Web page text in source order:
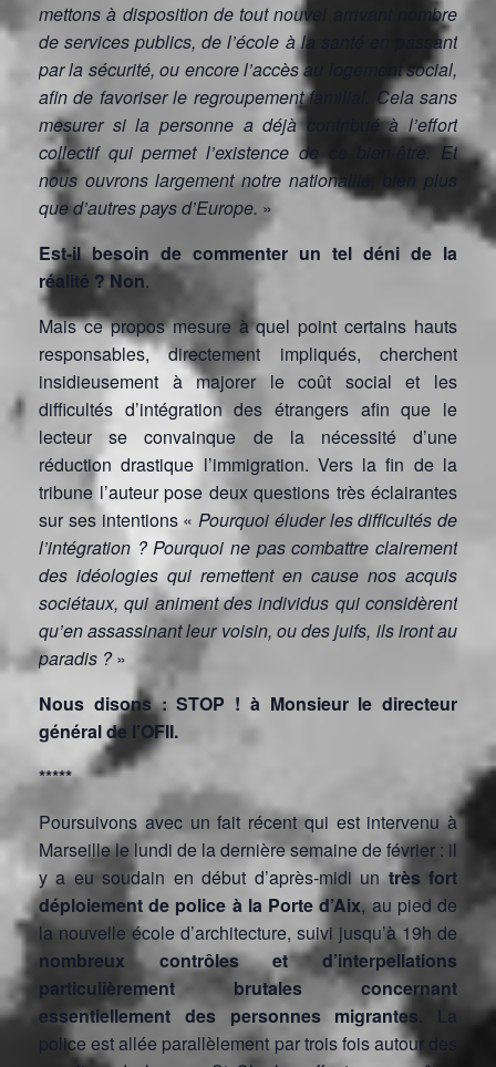
mettons à disposition de tout nouvel arrivant nombre
de services publics, de l’école à la santé en passant
par la sécurité, ou encore l’accès au logement social,
afin de favoriser le regroupement familial. Cela sans
mesurer si la personne a déjà contribué à l’effort
collectif qui permet l’existence de ce bien-être. Et
nous ouvrons largement notre nationalité, bien plus
que d’autres pays d’Europe. »
Est-il besoin de commenter un tel déni de la
réalité ? Non.
Mais ce propos mesure à quel point certains hauts
responsables, directement impliqués, cherchent
insidieusement à majorer le coût social et les
difficultés d’intégration des étrangers afin que le
lecteur se convainque de la nécessité d’une
réduction drastique l’immigration. Vers la fin de la
tribune l’auteur pose deux questions très éclairantes
sur ses intentions « Pourquoi éluder les difficultés de
l’intégration ? Pourquoi ne pas combattre clairement
des idéologies qui remettent en cause nos acquis
sociétaux, qui animent des individus qui considèrent
qu’en assassinant leur voisin, ou des juifs, ils iront au
paradis ?»
Nous disons : STOP ! à Monsieur le directeur
général de l’OFII.
*****
Poursuivons avec un fait récent qui est intervenu à
Marseille le lundi de la dernière semaine de février : il
y a eu soudain en début d’après-midi untrès fort
déploiement de police à la Porte d’Aix, au pied de
la nouvelle école d’architecture, suivi jusqu’à 19h de
nombreux contrôles et d’interpellations
particulièrement brutales concernant
essentiellement des personnes migrantes. La
police est allée parallèlement par trois fois autour des